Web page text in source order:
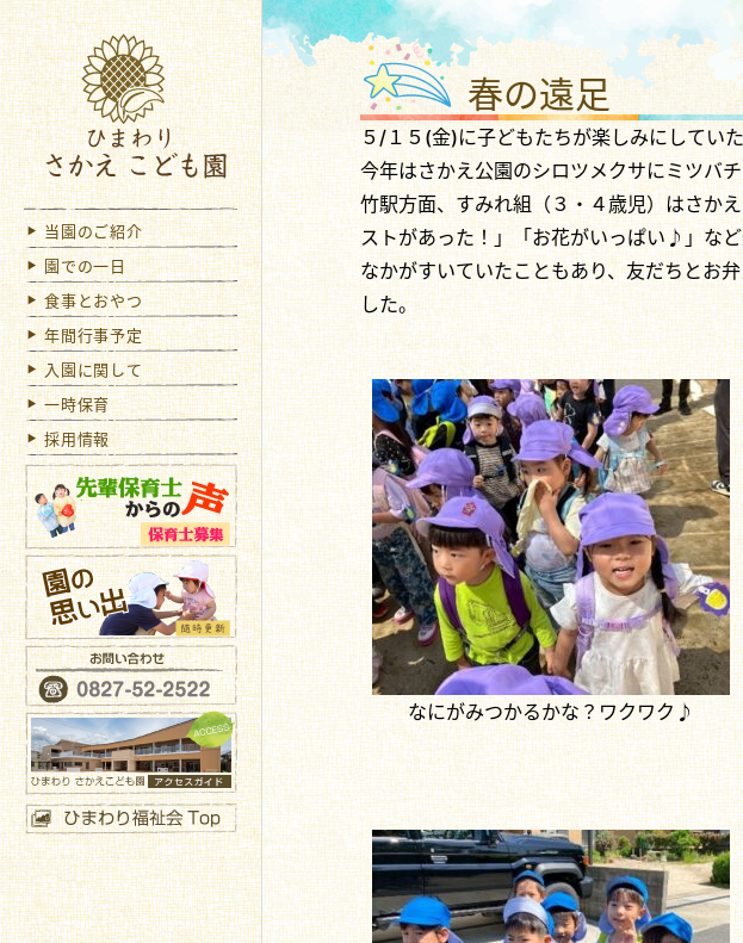
ひまわり さかえ
当園のご紹介
園での一日
食事とおやつ
年間行事予定
入園に関して
一時保育
採用情報
春の遠足
５/１５(金)に子どもたちが楽しみにしてい
今年はさかえ公園のシロツメクサにミツバ
竹駅方面、すみれ組（３・４歳児）はさか
ストがあった！」「お花がいっぱい♪」な
なかがすいていたこともあり、友だちとお
した。
なにがみつかるかな？ワクワク♪